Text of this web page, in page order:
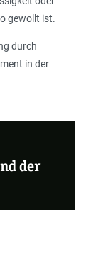
gewollt ist.
durch
in der
der